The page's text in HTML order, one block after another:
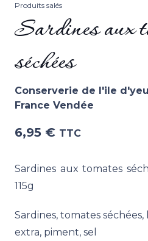
Produits salés
Sardines aux
séchées
Conserverie de l'ile d'yeu
France Vendée
6,95 € TTC
Sardines aux tomates
115g
Sardines, tomates
extra, piment, sel